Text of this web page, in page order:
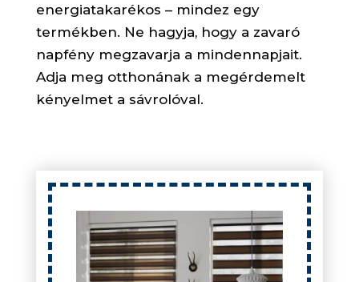
energiatakarékos – mindez egy
termékben. Ne hagyja, hogy a zavaró
napfény megzavarja a mindennapjait.
Adja meg otthonának a megérdemelt
kényelmet a sávrolóval.